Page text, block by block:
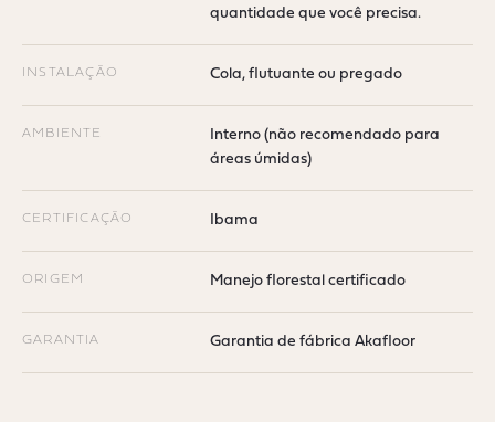
quantidade que você precisa.
INSTALAÇÃO Cola, flutuante ou pregado
AMBIENTE
Interno (não recomendado para
áreas úmidas)
CERTIFICAÇÃO Ibama
ORIGEM Manejo florestal certificado
GARANTIA Garantia de fábrica Akafloor